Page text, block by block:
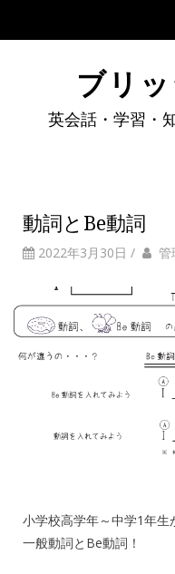
ブリ
英会話・学習・
動詞とBe動詞
2022年3月30日 / 管
小学校高学年～中学1年生
一般動詞とBe動詞！